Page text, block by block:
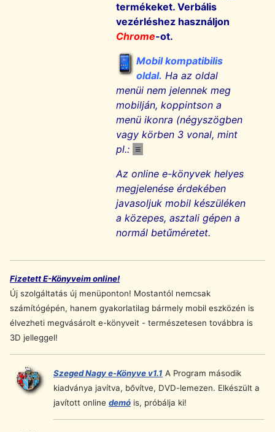
termékeket. Verbális
vezérléshez használjon
Chrome-ot.
Mobil kompatibilis
oldal. Ha az oldal
menüi nem jelennek meg
mobilján, koppintson a
menü ikonra (négyszögben
vagy körben 3 vonal, mint
pl.: ≡
Az online e-könyvek helyes
megjelenése érdekében
javasoljuk mobil készüléken
a közepes, asztali gépen a
normál betűméretet.
Fizetett E-Könyveim online!
Új szolgáltatás új menüponton! Mostantól nemcsak
számítógépén, hanem gyakorlatilag bármely mobil eszközén is
élvezheti megvásárolt e-könyveit - természetesen továbbra is
3D jelleggel!
Szeged Nagy e-Könyve v1.1 A Program második
kiadványa javítva, bővítve, DVD-lemezen. Elkészült a
javított online demó is, próbálja ki!